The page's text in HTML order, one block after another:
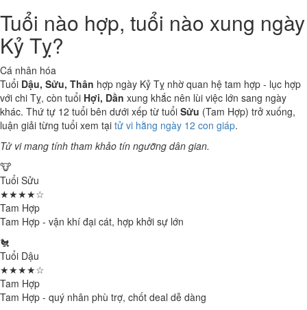
Tuổi nào hợp, tuổi nào xung ngày
Kỷ Tỵ?
Cá nhân hóa
Tuổi Dậu, Sửu, Thân hợp ngày Kỷ Tỵ nhờ quan hệ tam hợp - lục hợp
với chi Tỵ, còn tuổi Hợi, Dần xung khắc nên lùi việc lớn sang ngày
khác. Thứ tự 12 tuổi bên dưới xếp từ tuổi Sửu (Tam Hợp) trở xuống,
luận giải từng tuổi xem tại tử vi hằng ngày 12 con giáp.
Tử vi mang tính tham khảo tín ngưỡng dân gian.
🐮
Tuổi Sửu
★★★★☆
Tam Hợp
Tam Hợp - vận khí đại cát, hợp khởi sự lớn
🐔
Tuổi Dậu
★★★★☆
Tam Hợp
Tam Hợp - quý nhân phù trợ, chốt deal dễ dàng